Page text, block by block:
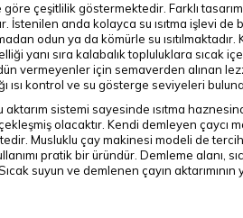
göre çeşitlilik göstermektedir. Farklı
İstenilen anda kolayca su ısıtma işlevi
odun ya da kömürle su
yanı sıra kalabalık topluluklara sıcak
vermeyenler için semaverden alınan
ısı kontrol ve su gösterge seviyeleri
sistemi sayesinde ısıtma
olacaktır. Kendi demleyen çaycı
Musluklu çay makinesi modeli de
pratik bir üründür. Demleme alanı,
suyun ve demlenen çayın